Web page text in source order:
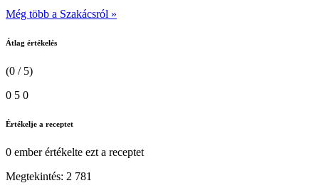
Még több a Szakácsról »
Átlag értékelés
(0 / 5)
0 5 0
Értékelje a receptet
0 emberértékelte ezt a receptet
Megtekintés: 2 781